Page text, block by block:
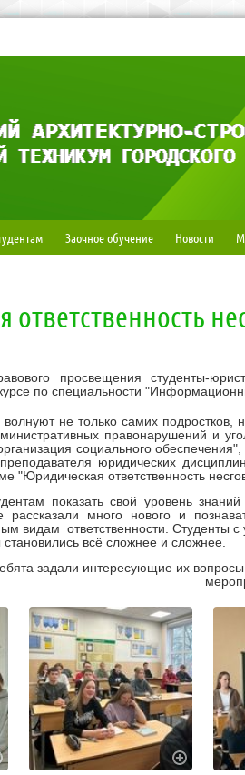
Заочное обучение Новости
ответственность
просвещения студенты-
по специальности
волнуют не только самих
правонарушений и
социального
юридических
"Юридическая ответственность
показать свой уровень
рассказали много нового и
видам ответственности.
всё сложнее и сложнее.
задали интересующие их